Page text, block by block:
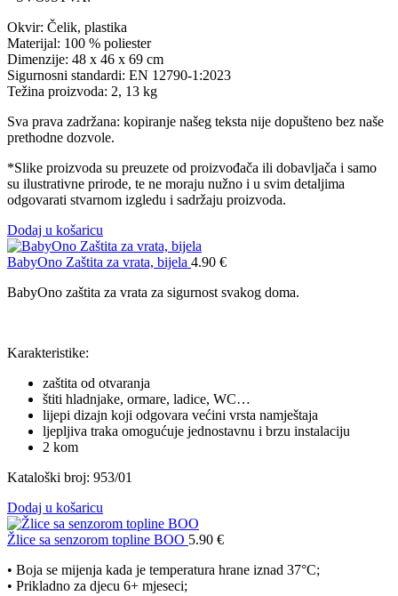
Okvir: Čelik, plastika
Materijal: 100 % poliester
Dimenzije: 48 x 46 x 69 cm
Sigurnosni standardi: EN 12790-1:2023
Težina proizvoda: 2, 13 kg
Sva prava zadržana: kopiranje našeg teksta nije dopušteno bez naše
prethodne dozvole.
*Slike proizvoda su preuzete od proizvođača ili dobavljača i samo
su ilustrativne prirode, te ne moraju nužno i u svim detaljima
odgovarati stvarnom izgledu i sadržaju proizvoda.
Dodaj u košaricu
BabyOno Zaštita za vrata, bijela 4.90 €
BabyOno zaštita za vrata za sigurnost svakog doma.
Karakteristike:
zaštita od otvaranja
štiti hladnjake, ormare, ladice, WC…
lijepi dizajn koji odgovara većini vrsta namještaja
ljepljiva traka omogućuje jednostavnu i brzu instalaciju
2 kom
Kataloški broj: 953/01
Dodaj u košaricu
Žlice sa senzorom topline BOO 5.90 €
• Boja se mijenja kada je temperatura hrane iznad 37°C;
• Prikladno za djecu 6+ mjeseci;